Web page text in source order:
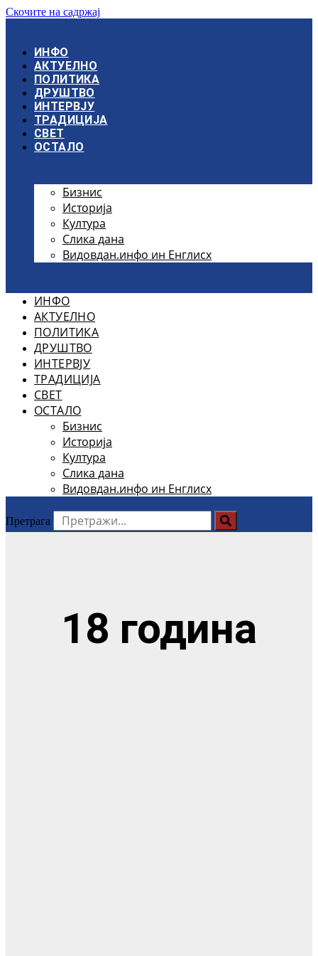
Скочите на садржај
ИНФО
АКТУЕЛНО
ПОЛИТИКА
ДРУШТВО
ИНТЕРВЈУ
ТРАДИЦИЈА
СВЕТ
ОСТАЛО
Бизнис
Историја
Култура
Слика дана
Видовдан.инфо ин Енглисх
ИНФО
АКТУЕЛНО
ПОЛИТИКА
ДРУШТВО
ИНТЕРВЈУ
ТРАДИЦИЈА
СВЕТ
ОСТАЛО
Бизнис
Историја
Култура
Слика дана
Видовдан.инфо ин Енглисх
Претрага
18 година